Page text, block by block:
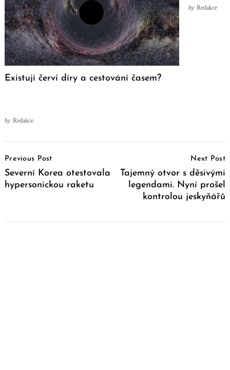
Existují červí díry a cestování časem?
by Redakce
by Redakce
Navigation
Previous Post
Severní Korea otestovala
hypersonickou raketu
Next Post
Tajemný otvor s děsivými
legendami. Nyní prošel
kontrolou jeskyňářů